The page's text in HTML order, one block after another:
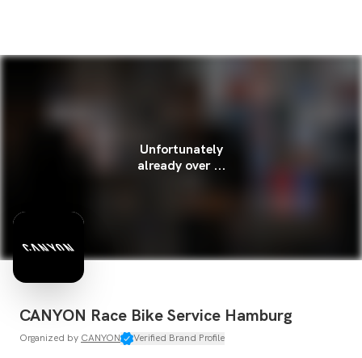
Unfortunately
already over ...
CANYON Race Bike Service Hamburg
Organized by CANYON Verified Brand Profile